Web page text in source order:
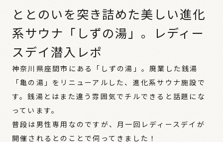
ととのいを突き詰めた美しい進化
系サウナ「しずの湯」。レディー
スデイ潜入レポ
神奈川県座間市にある「しずの湯」。廃業した銭湯
「亀の湯」をリニューアルした、進化系サウナ施設で
す。銭湯とはまた違う雰囲気でチルできると話題にな
っています。
普段は男性専用なのですが、月一回レディースデイが